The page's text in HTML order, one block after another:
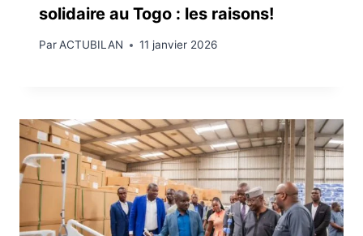
solidaire au Togo : les raisons!
ParACTUBILAN 11 janvier 2026